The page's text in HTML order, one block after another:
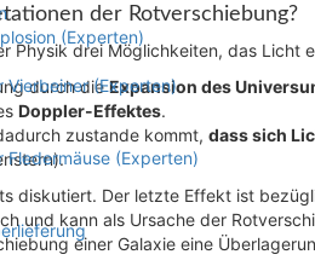
(Experten)
Vierbeiner (Experten)
Fledermäuse (Experten)
der Rotverschiebung?
Physik drei Möglichkeiten, das Licht
durch dieExpansion des
Doppler-Effektes.
zustande kommt, dass sich
diskutiert. Der letzte Effekt ist
und kann als Ursache der
einer Galaxie eine